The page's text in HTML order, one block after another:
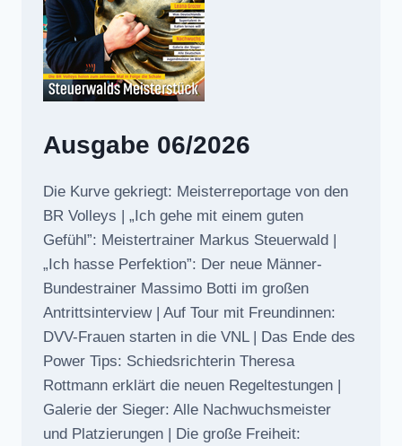
Ausgabe 06/2026
Die Kurve gekriegt: Meisterreportage von den
BR Volleys | „Ich gehe mit einem guten
Gefühl”: Meistertrainer Markus Steuerwald |
„Ich hasse Perfektion”: Der neue Männer-
Bundestrainer Massimo Botti im großen
Antrittsinterview | Auf Tour mit Freundinnen:
DVV-Frauen starten in die VNL | Das Ende des
Power Tips: Schiedsrichterin Theresa
Rottmann erklärt die neuen Regeltestungen |
Galerie der Sieger: Alle Nachwuchsmeister
und Platzierungen | Die große Freiheit: